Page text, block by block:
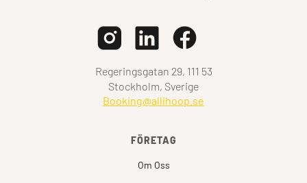
Regeringsgatan 29, 111 53
Stockholm, Sverige
Booking@allihoop.se
FÖRETAG
Om Oss